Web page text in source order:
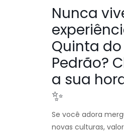
Nunca
Quinta do
Pedrão?
a sua
✨
Se você adora
novas culturas,